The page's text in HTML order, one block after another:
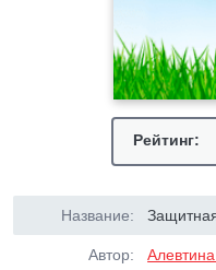
Рейтинг:
Название:
Автор: